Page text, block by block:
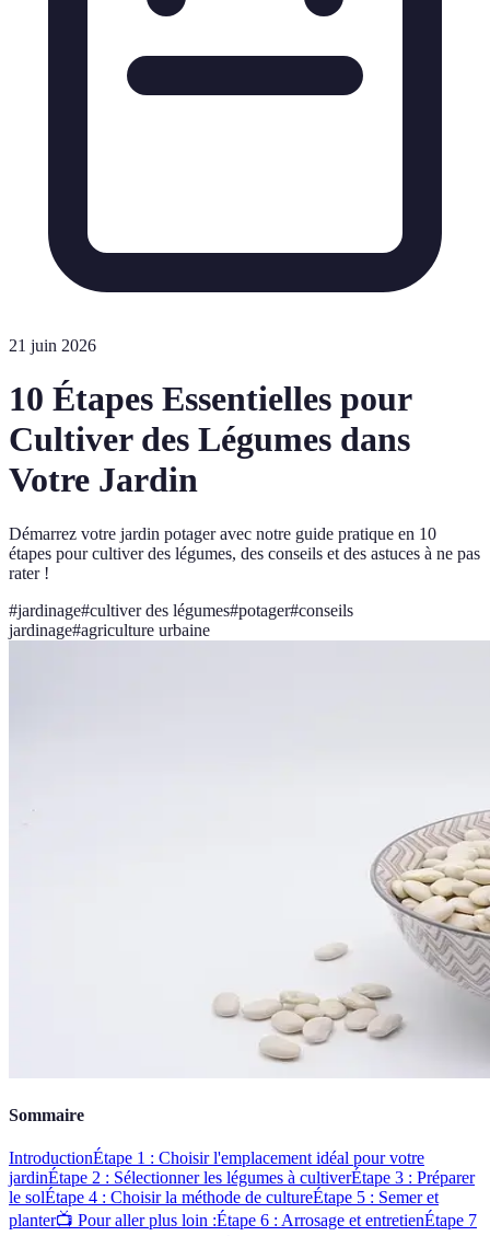
21 juin 2026
10 Étapes Essentielles pour
Cultiver des Légumes dans
Votre Jardin
Démarrez votre jardin potager avec notre guide pratique en 10
étapes pour cultiver des légumes, des conseils et des astuces à ne pas
rater !
#jardinage#cultiver des légumes#potager#conseils
jardinage#agriculture urbaine
Sommaire
IntroductionÉtape 1 : Choisir l'emplacement idéal pour votre
jardinÉtape 2 : Sélectionner les légumes à cultiverÉtape 3 : Préparer
le solÉtape 4 : Choisir la méthode de cultureÉtape 5 : Semer et
planter📺 Pour aller plus loin :Étape 6 : Arrosage et entretienÉtape 7